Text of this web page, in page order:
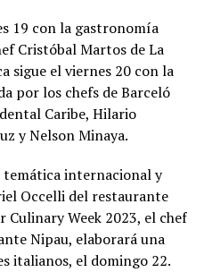
19 con la gastronomía
Cristóbal Martos de La
sigue el viernes 20 con la
por los chefs de Barceló
Caribe, Hilario
y Nelson Minaya.
temática internacional y
Occelli del restaurante
Culinary Week 2023, el chef
Nipau, elaborará una
italianos, el domingo 22.